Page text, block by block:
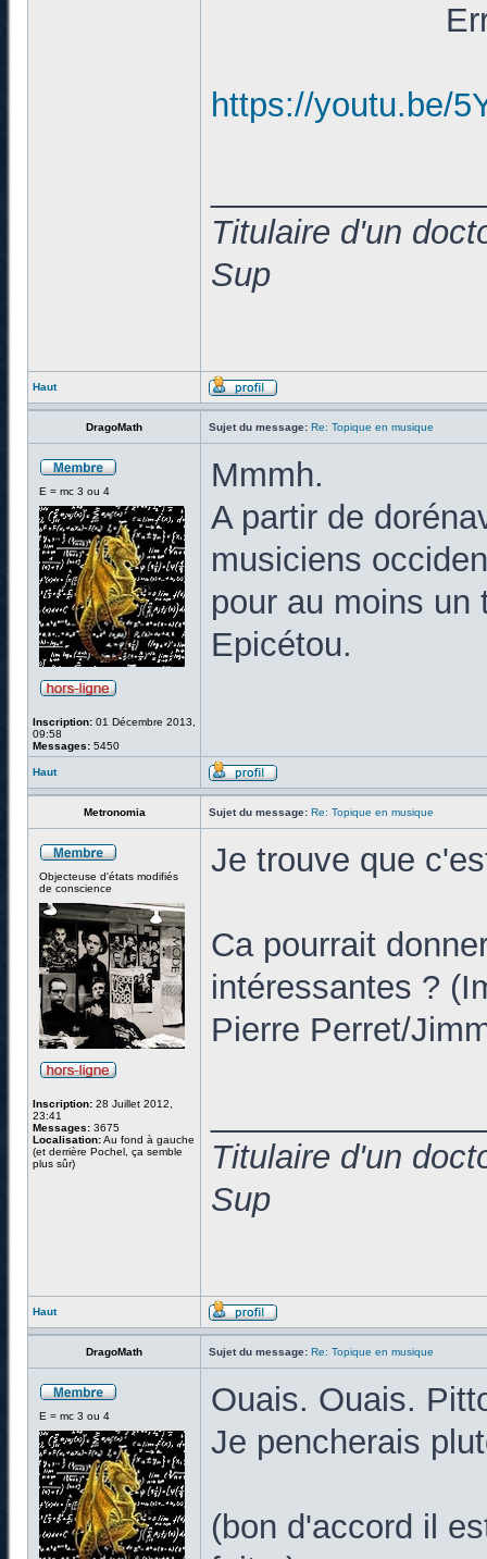
https://youtu.be/
Titulaire d'un
Sup
Haut
DragoMath Sujet du message: Re: Topique en musique
E = mc 3 ou 4
Inscription: 01 Décembre 2013,
09:58
Messages: 5450
Mmmh.
A partir de
musiciens
pour au moins un
Epicétou.
Haut
Metronomia Sujet du message: Re: Topique en musique
Objecteuse d'états modifiés
de conscience
Inscription: 28 Juillet 2012,
23:41
Messages: 3675
Localisation:Au fond à gauche
(et derrière Pochel, ça semble
plus sûr)
Je trouve que
Ca pourrait
intéressantes ?
Pierre Perret/
Titulaire d'un
Sup
Haut
DragoMath Sujet du message: Re: Topique en musique
E = mc 3 ou 4
Ouais. Ouais.
Je pencherais
(bon d'accord il